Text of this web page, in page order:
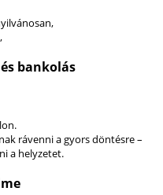
bankolás
rávenni a gyors döntésre –
a helyzetet.